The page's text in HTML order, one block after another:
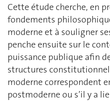
Cette étude cherche, en
fondements
moderne et à souligner
penche ensuite sur le
puissance publique afin
structures
moderne correspondent
postmoderne ou s’il y a